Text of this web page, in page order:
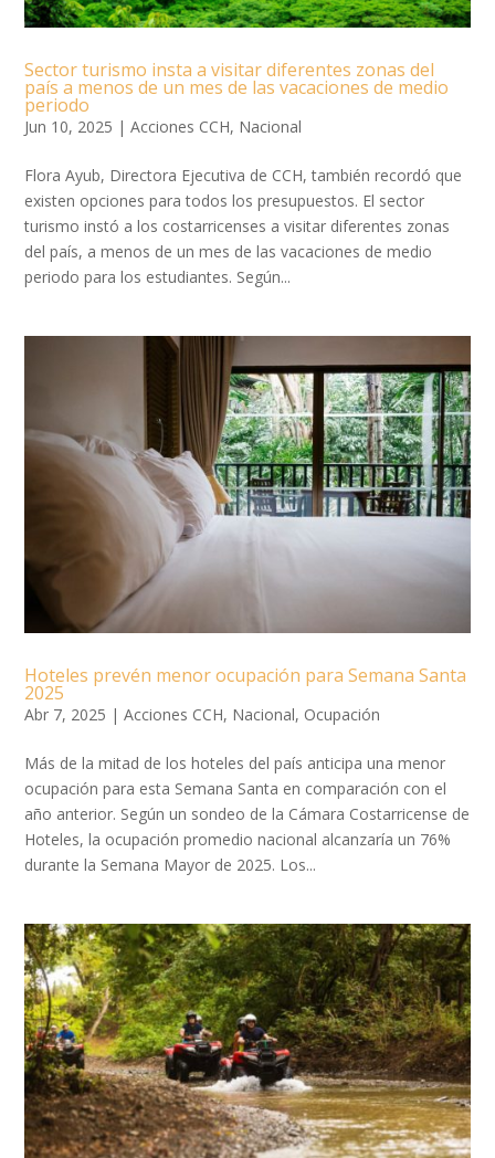
Sector turismo insta a visitar diferentes zonas del
país a menos de un mes de las vacaciones de medio
periodo
Jun 10, 2025 |Acciones CCH, Nacional
Flora Ayub, Directora Ejecutiva de CCH, también recordó que
existen opciones para todos los presupuestos. El sector
turismo instó a los costarricenses a visitar diferentes zonas
del país, a menos de un mes de las vacaciones de medio
periodo para los estudiantes. Según...
Hoteles prevén menor ocupación para Semana Santa
2025
Abr 7, 2025 |Acciones CCH, Nacional, Ocupación
Más de la mitad de los hoteles del país anticipa una menor
ocupación para esta Semana Santa en comparación con el
año anterior. Según un sondeo de la Cámara Costarricense de
Hoteles, la ocupación promedio nacional alcanzaría un 76%
durante la Semana Mayor de 2025. Los...